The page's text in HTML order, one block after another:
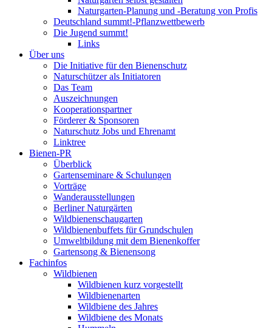
Naturgarten-Planung und -Beratung von Profis
Deutschland summt!-Pflanzwettbewerb
Die Jugend summt!
Links
Über uns
Die Initiative für den Bienenschutz
Naturschützer als Initiatoren
Das Team
Auszeichnungen
Kooperationspartner
Förderer & Sponsoren
Naturschutz Jobs und Ehrenamt
Linktree
Bienen-PR
Überblick
Gartenseminare & Schulungen
Vorträge
Wanderausstellungen
Berliner Naturgärten
Wildbienenschaugarten
Wildbienenbuffets für Grundschulen
Umweltbildung mit dem Bienenkoffer
Gartensong & Bienensong
Fachinfos
Wildbienen
Wildbienen kurz vorgestellt
Wildbienenarten
Wildbiene des Jahres
Wildbiene des Monats